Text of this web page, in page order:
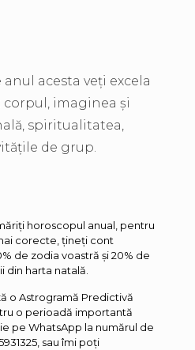
acesta veți excela
imaginea și
spiritualitatea,
de grup.
horoscopul anual, pentru
corecte, țineți cont
de zodia voastră și 20% de
din harta natală.
o Astrogramă Predictivă
o perioadă importantă
pe WhatsApp la numărul de
sau îmi poți